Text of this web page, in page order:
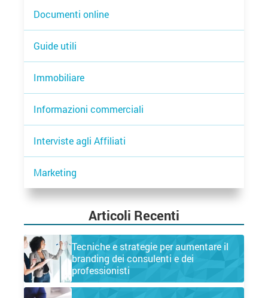
Documenti online
Guide utili
Immobiliare
Informazioni commerciali
Interviste agli Affiliati
Marketing
Articoli Recenti
Tecniche e strategie per aumentare il
branding dei consulenti e dei
professionisti